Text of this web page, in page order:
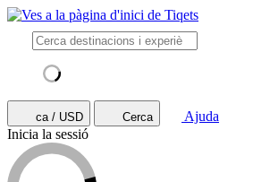
ca / USD Cerca
Ajuda
Inicia la sessió